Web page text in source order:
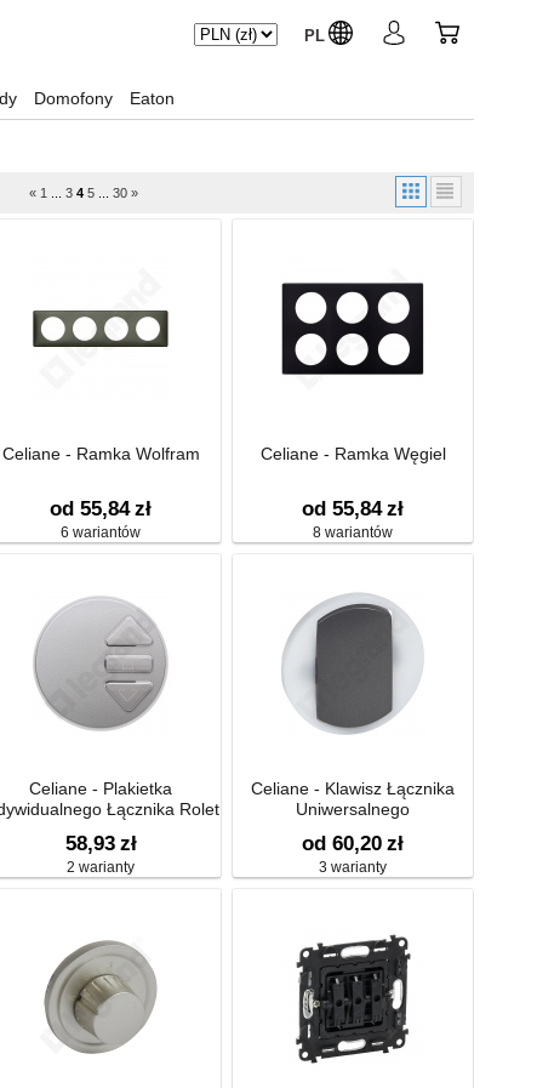
PL
Domofony Eaton
« 1 3 4 5 30 »
Celiane - Ramka Wolfram
od 55,84 zł
6 wariantów
Celiane - Ramka Węgiel
od 55,84 zł
8 wariantów
Celiane - Plakietka
Łącznika Rolet
58,93 zł
2 warianty
Celiane - Klawisz Łącznika
Uniwersalnego
od 60,20 zł
3 warianty